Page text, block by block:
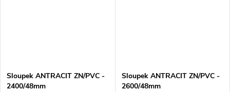
Sloupek ANTRACIT ZN/PVC -
2400/48mm
Sloupek ANTRACIT ZN/PVC -
2600/48mm